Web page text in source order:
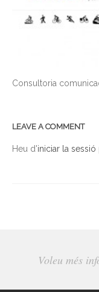
Consultoria
LEAVE A COMMENT
Heu d'iniciar la sessió
Voleu més